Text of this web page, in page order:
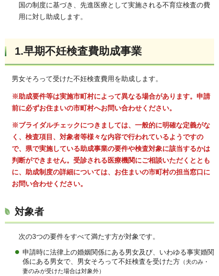
国の制度に基づき、先進医療として実施される不育症検査の費
用に対し助成します。
1.早期不妊検査費助成事業
男女そろって受けた不妊検査費用を助成します。
※助成要件等は実施市町村によって異なる場合があります。申請
前に必ずお住まいの市町村へお問い合わせください。
※ブライダルチェックにつきましては、一般的に明確な定義がな
く、検査項目、対象者等様々な内容で行われているようですの
で、県で実施している助成事業の要件や検査対象に該当するかは
判断ができません。受診される医療機関にご相談いただくととも
に、助成制度の詳細については、お住まいの市町村の担当窓口に
お問い合わせください。
対象者
次の3つの要件をすべて満たす方が対象です。
申請時に法律上の婚姻関係にある男女及び、いわゆる事実婚関
係にある男女で、男女そろって不妊検査を受けた方 （夫のみ・
妻のみが受けた場合は対象外）